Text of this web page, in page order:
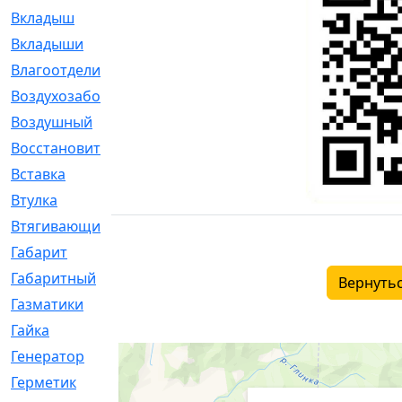
Вкладыш
Вкладыши
Влагоотделитель
Воздухозаборник
Воздушный
Восстановительный
Вставка
Втулка
Втягивающий
Габарит
Габаритный
Газматики
Гайка
Генератор
[148]
Герметик
[15]